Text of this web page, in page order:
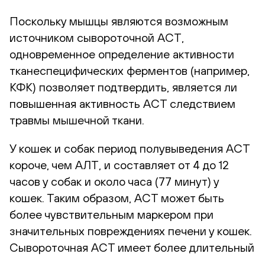
Поскольку мышцы являются возможным
источником сывороточной АСТ,
одновременное определение активности
тканеспецифических ферментов (например,
КФК) позволяет подтвердить, является ли
повышенная активность АСТ следствием
травмы мышечной ткани.
У кошек и собак период полувыведения АСТ
короче, чем АЛТ, и составляет от 4 до 12
часов у собак и около часа (77 минут) у
кошек. Таким образом, АСТ может быть
более чувствительным маркером при
значительных повреждениях печени у кошек.
Сывороточная АСТ имеет более длительный